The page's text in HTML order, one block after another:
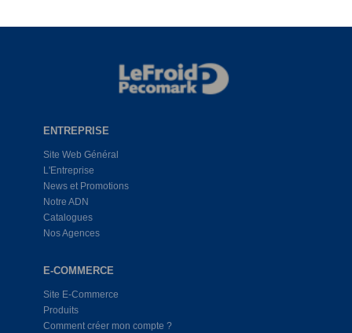
ENTREPRISE
Site Web Général
L'Entreprise
News et Promotions
Notre ADN
Catalogues
Nos Agences
E-COMMERCE
Site E-Commerce
Produits
Comment créer mon compte ?